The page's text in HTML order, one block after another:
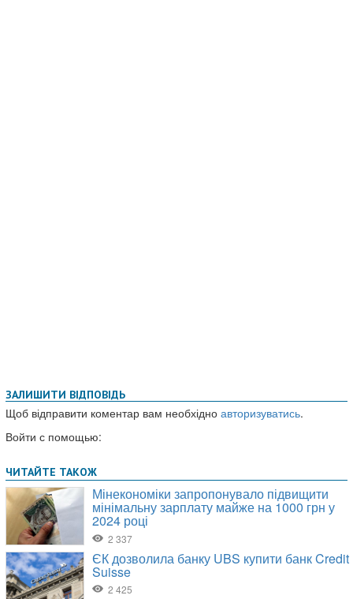
ЗАЛИШИТИ ВІДПОВІДЬ
Щоб відправити коментар вам необхідно авторизуватись.
Войти с помощью: